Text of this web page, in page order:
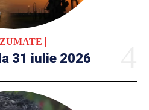
31 iulie 2026